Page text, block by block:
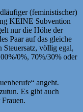
(feministischer)
KEINE Subvention
nur die Höhe der
Paar auf das gleiche
Steuersatz, völlig egal,
0%, 70%/30% oder
angeht.
Es gibt auch